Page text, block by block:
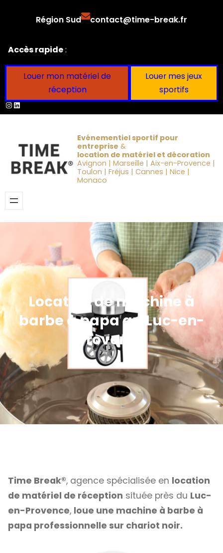
Région Sud contact@time-break.fr
Accès rapide:
Louer mon matériel de
réception
Louer mes jeux
sportifs
Instagram
LinkedIn
Evénementiel sportif pour
entreprise &
location de matériel et décoration
Avignon | Marseille | Aix-en-Provence |
Toulon | Fréjus | Cannes | Nice |
Monaco
Location de machine à
barbe à papa au Luc-en-
Provence
Time Break®, agence spécialisée en location
de matériel de réception située près du Luc-
en-Provence, loue une machine à barbe à
papa professionnelle sur chariot noir.